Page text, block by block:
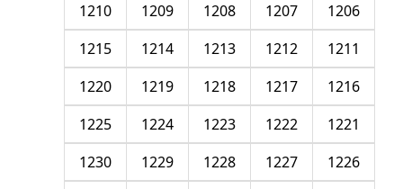
1206
1207
1208
1209
1210
1211
1212
1213
1214
1215
1216
1217
1218
1219
1220
1221
1222
1223
1224
1225
1226
1227
1228
1229
1230